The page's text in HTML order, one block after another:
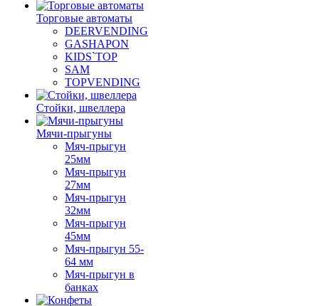
Торговые автоматы
DEERVENDING
GASHAPON
KIDS`TOP
SAM
TOPVENDING
Стойки, швеллера
Мячи-прыгуны
Мяч-прыгун
25мм
Мяч-прыгун
27мм
Мяч-прыгун
32мм
Мяч-прыгун
45мм
Мяч-прыгун 55-
64 мм
Мяч-прыгун в
банках